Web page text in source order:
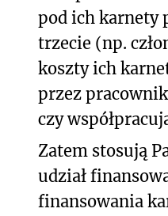
pod ich karnety
trzecie (np.
koszty ich
przez
czy
Zatem stosują
udział
finansowania